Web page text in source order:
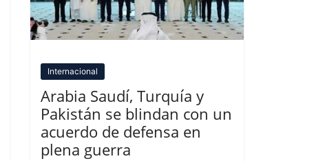
Internacional
Arabia Saudí, Turquía y
Pakistán se blindan con un
acuerdo de defensa en
plena guerra